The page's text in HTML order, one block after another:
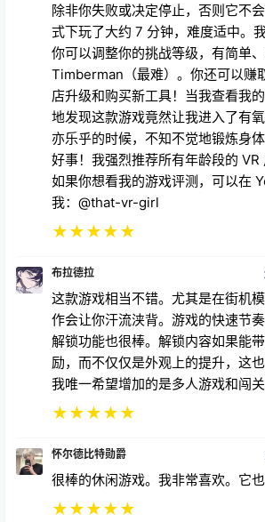
除非你失败或决定停止，否则它不
式下玩了大约 7 分钟，难度适中。
你可以调整你的挑战等级，有简单
Timberman（最难）。你还可以赚
店升级和购买新工具！当我查看我
地发现这款游戏竟然让我进入了有
亦乐乎的时候，不知不觉地锻炼身
好事！我强烈推荐所有年龄段的 VR
如果你想看我的游戏评测，可以在
我：@that-vr-girl
★★★★★
布拉德拉
这款游戏相当不错。尤其是在街机
作会让你汗流浃背。游戏的快速节
解锁功能也很棒。解锁内容如果能
励，而不仅仅是外观上的提升，这
我唯一希望增加的是多人游戏和闯关
★★★★★
怀尔德比特勋爵
很棒的休闲游戏。我非常喜欢。它也
★★★★★